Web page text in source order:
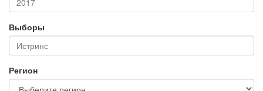
Выборы
Регион